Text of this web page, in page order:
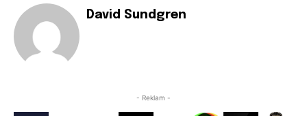
David Sundgren
- Reklam -